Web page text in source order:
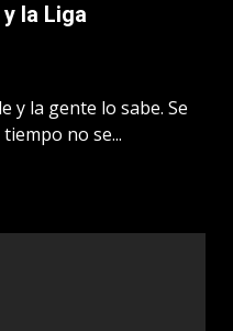
la Liga
y la gente lo sabe. Se
no se...